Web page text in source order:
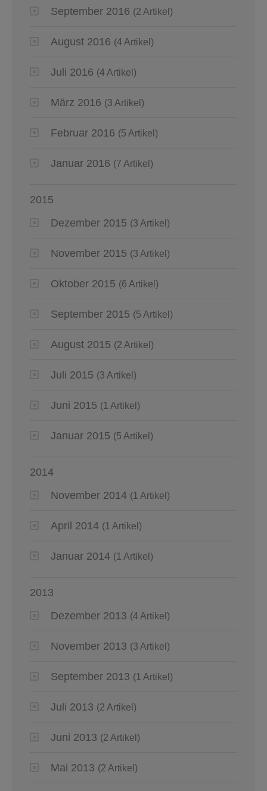
September 2016 (2 Artikel)
August 2016 (4 Artikel)
Juli 2016 (4 Artikel)
März 2016 (3 Artikel)
Februar 2016 (5 Artikel)
Januar 2016 (7 Artikel)
2015
Dezember 2015 (3 Artikel)
November 2015 (3 Artikel)
Oktober 2015 (6 Artikel)
September 2015 (5 Artikel)
August 2015 (2 Artikel)
Juli 2015 (3 Artikel)
Juni 2015 (1 Artikel)
Januar 2015 (5 Artikel)
2014
November 2014 (1 Artikel)
April 2014 (1 Artikel)
Januar 2014 (1 Artikel)
2013
Dezember 2013 (4 Artikel)
November 2013 (3 Artikel)
September 2013 (1 Artikel)
Juli 2013 (2 Artikel)
Juni 2013 (2 Artikel)
Mai 2013 (2 Artikel)